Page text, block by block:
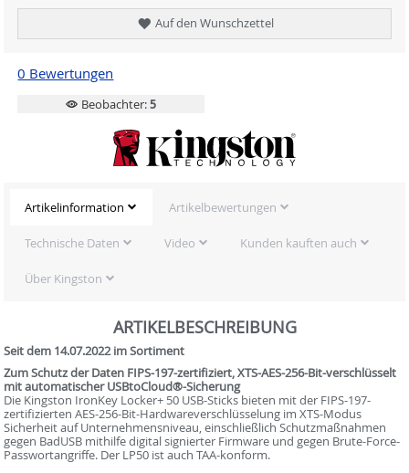
Auf den Wunschzettel
0 Bewertungen
Beobachter:5
Artikelinformation Artikelbewertungen
Technische Daten Video Kunden kauften auch
Über Kingston
ARTIKELBESCHREIBUNG
Seit dem 14.07.2022 im Sortiment
Zum Schutz der Daten FIPS-197-zertifiziert, XTS-AES-256-Bit-verschlüsselt
mit automatischer USBtoCloud®-Sicherung
Die Kingston IronKey Locker+ 50 USB-Sticks bieten mit der FIPS-197-
zertifizierten AES-256-Bit-Hardwareverschlüsselung im XTS-Modus
Sicherheit auf Unternehmensniveau, einschließlich Schutzmaßnahmen
gegen BadUSB mithilfe digital signierter Firmware und gegen Brute-Force-
Passwortangriffe. Der LP50 ist auch TAA-konform.